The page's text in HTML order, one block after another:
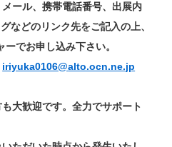
ール、携帯電話番号、出展内
などのリンク先をご記入の上、
でお申し込み下さい。
iriyuka0106@alto.ocn.ne.jp
大歓迎です。全力でサポート